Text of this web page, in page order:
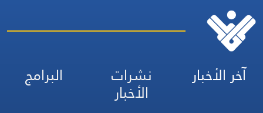
آخر الأخبار نشرات
الأخبار
البرامج